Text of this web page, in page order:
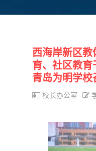
西海岸新区
育、社区教
青岛为明学校
校长办公室